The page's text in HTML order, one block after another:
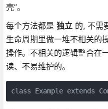
壳”。
每个方法都是 独立的, 不需
生命周期里做一堆不相关的
操作。不相关的逻辑整合在
读、不易维护的。
class Example extends